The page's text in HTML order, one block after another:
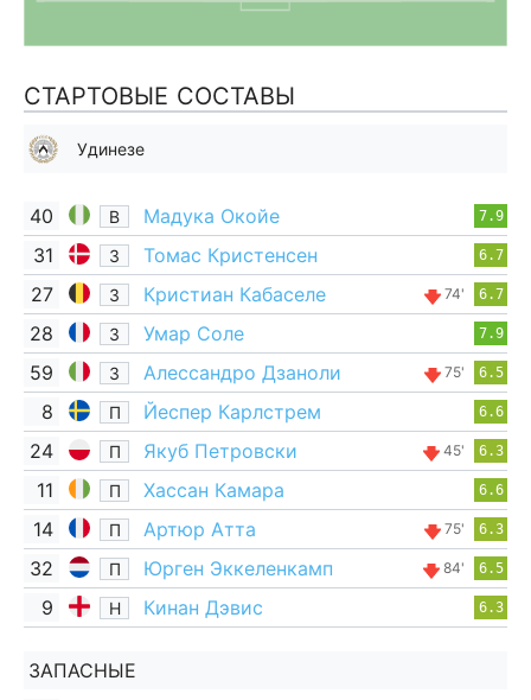
СТАРТОВЫЕ СОСТАВЫ
Удинезе
40 В Мадука Окойе 7.9
31 З Томас Кристенсен 6.7
27 З Кристиан Кабаселе 74' 6.7
28 З Умар Соле 7.9
59 З Алессандро Дзаноли 75' 6.5
8 П Йеспер Карлстрем 6.6
24 П Якуб Петровски 45' 6.3
11 П Хассан Камара 6.6
14 П Артюр Атта 75' 6.3
32 П Юрген Эккеленкамп 84' 6.5
9 Н Кинан Дэвис 6.3
ЗАПАСНЫЕ